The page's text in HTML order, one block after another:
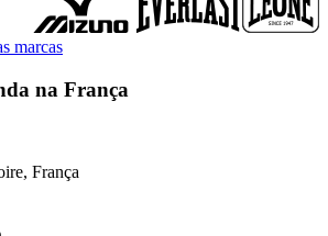
marcas
na França
França